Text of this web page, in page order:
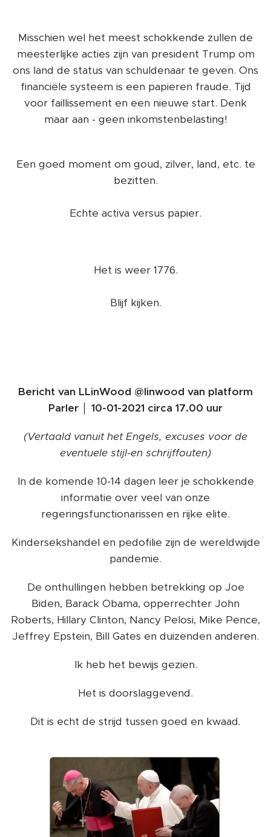
Misschien wel het meest schokkende zullen de
meesterlijke acties zijn van president Trump om
ons land de status van schuldenaar te geven. Ons
financiële systeem is een papieren fraude. Tijd
voor faillissement en een nieuwe start. Denk
maar aan - geen inkomstenbelasting!
Een goed moment om goud, zilver, land, etc. te
bezitten.
Echte activa versus papier.
Het is weer 1776.
Blijf kijken.
Bericht van LLinWood @linwood van platform
Parler │ 10-01-2021 circa 17.00 uur
(Vertaald vanuit het Engels, excuses voor de
eventuele stijl-en schrijffouten)
In de komende 10-14 dagen leer je schokkende
informatie over veel van onze
regeringsfunctionarissen en rijke elite.
Kindersekshandel en pedofilie zijn de wereldwijde
pandemie.
De onthullingen hebben betrekking op Joe
Biden, Barack Obama, opperrechter John
Roberts, Hillary Clinton, Nancy Pelosi, Mike Pence,
Jeffrey Epstein, Bill Gates en duizenden anderen.
Ik heb het bewijs gezien.
Het is doorslaggevend.
Dit is echt de strijd tussen goed en kwaad.